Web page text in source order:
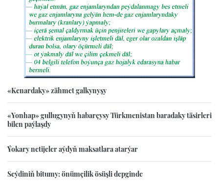
«Kenardaky» zähmet galkynyşy
«Yonhap» gullugynyň habarçysy Türkmenistan baradaky täsirleri
bilen paýlaşdy
Ýokary netijeler aýdyň maksatlara atarýar
Seýdiniň bitumy: önümçilik ösüşli depginde